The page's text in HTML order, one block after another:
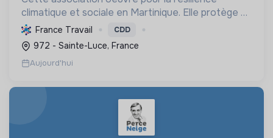
climatique et sociale en Martinique. Elle protège et
restaure les écosystèmes marins et côtiers,
sensibilise le public et mobilise les citoyens pour un
aven...
France Travail CDD
972 - Sainte-Luce, France
Aujourd'hui